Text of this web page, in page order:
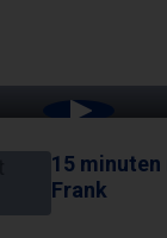
15
Frank